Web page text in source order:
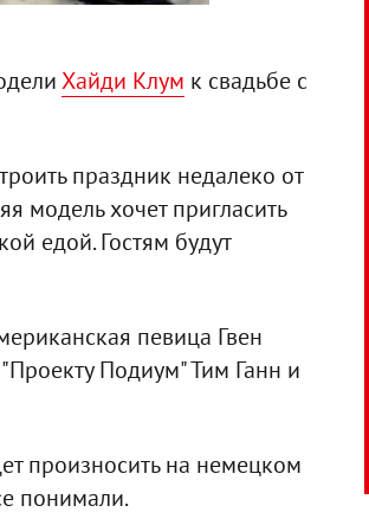
Хайди Клум к свадьбе с
праздник недалеко от
модель хочет пригласить
едой. Гостям будут
певица Гвен
Подиум" Тим Ганн и
произносить на немецком
понимали.